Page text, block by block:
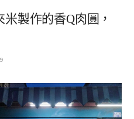
米製作的香Q肉圓，